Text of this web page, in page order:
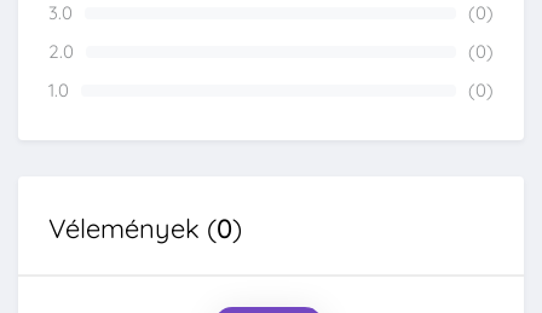
3.0
(0)
2.0
(0)
1.0
(0)
Vélemények (0)